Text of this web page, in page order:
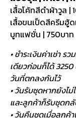
เสื้อโค้ทสีดำผ้าวูล |
เสื้อขนเป็ดสีครีมฮู้
บูทแฟชั่น | 750บาท
• ชำระเงินค่าเช่า ร
เดียวก่อนก็ได้
วันที่ตกลงกันไว้
• วันรับชุดหากยังไม่
และลูกค้าก็รับชุดกลั
• วันคืนชุดเมื่อลูกค้